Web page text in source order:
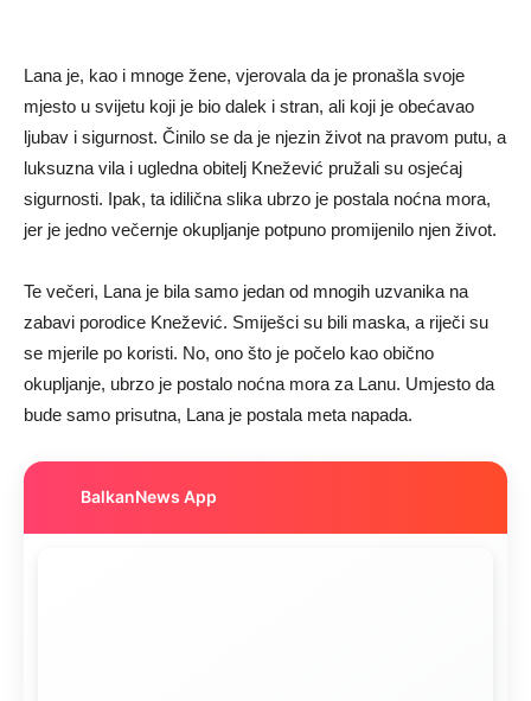
Lana je, kao i mnoge žene, vjerovala da je pronašla svoje
mjesto u svijetu koji je bio dalek i stran, ali koji je obećavao
ljubav i sigurnost. Činilo se da je njezin život na pravom putu, a
luksuzna vila i ugledna obitelj Knežević pružali su osjećaj
sigurnosti. Ipak, ta idilična slika ubrzo je postala noćna mora,
jer je jedno večernje okupljanje potpuno promijenilo njen život.
Te večeri, Lana je bila samo jedan od mnogih uzvanika na
zabavi porodice Knežević. Smiješci su bili maska, a riječi su
se mjerile po koristi. No, ono što je počelo kao obično
okupljanje, ubrzo je postalo noćna mora za Lanu. Umjesto da
bude samo prisutna, Lana je postala meta napada.
BalkanNews App